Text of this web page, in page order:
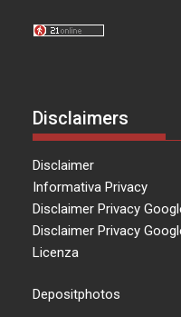
Disclaimers
Disclaimer
Informativa Privacy
Disclaimer Privacy
Disclaimer Privacy
Licenza
Depositphotos